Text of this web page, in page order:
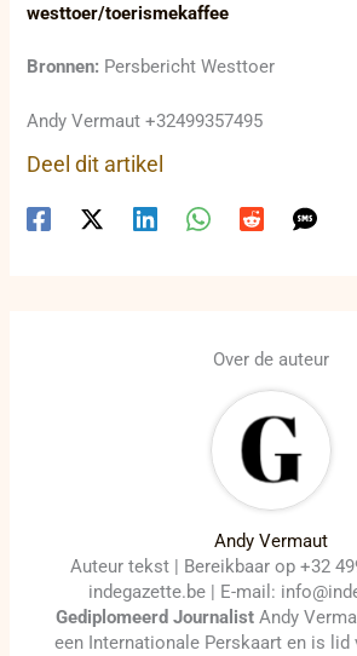
westtoer/toerismekaffee
Bronnen: Persbericht Westtoer
Andy Vermaut +32499357495
Deel dit artikel
Over de auteur
Andy Vermaut
Auteur tekst | Bereikbaar op +32
indegazette.be | E-mail:
Gediplomeerd Journalist Andy
een Internationale Perskaart en is lid